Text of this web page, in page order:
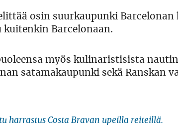
osin suurkaupunki
Barcelonaan.
myös kulinaristisista
satamakaupunki sekä Ranskan
harrastus Costa Bravan ­upeilla reiteillä.